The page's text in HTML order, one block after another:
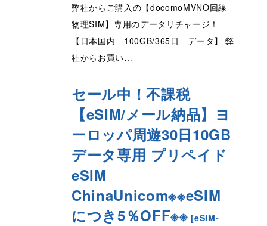
弊社からご購入の【docomoMVNO回線
物理SIM】専用のデータリチャージ！
【日本国内 100GB/365日 データ】 弊
社からお買い…
セール中！不課税
【eSIM/メール納品】ヨ
ーロッパ周遊30日10GB
データ専用 プリペイド
eSIM
ChinaUnicom※※eSIM
につき5％OFF※※ [eSIM-